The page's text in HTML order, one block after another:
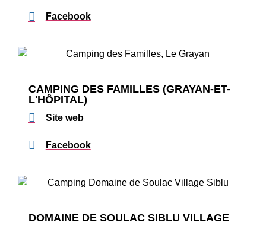
Facebook
CAMPING DES FAMILLES (GRAYAN-ET-
L'HÔPITAL)
Site web
Facebook
DOMAINE DE SOULAC SIBLU VILLAGE